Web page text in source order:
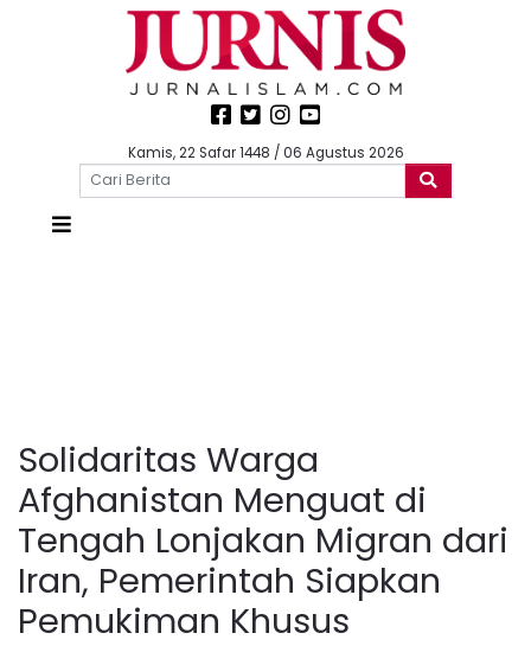
Kamis, 22 Safar 1448 / 06 Agustus 2026
Solidaritas Warga
Afghanistan Menguat di
Tengah Lonjakan Migran dari
Iran, Pemerintah Siapkan
Pemukiman Khusus